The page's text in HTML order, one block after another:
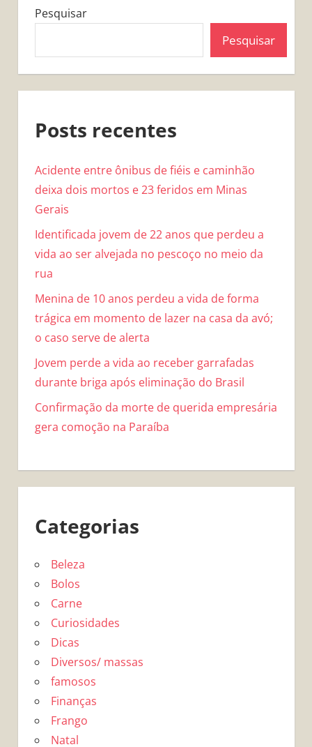
Pesquisar
Pesquisar
Posts recentes
Acidente entre ônibus de fiéis e caminhão
deixa dois mortos e 23 feridos em Minas
Gerais
Identificada jovem de 22 anos que perdeu a
vida ao ser alvejada no pescoço no meio da
rua
Menina de 10 anos perdeu a vida de forma
trágica em momento de lazer na casa da avó;
o caso serve de alerta
Jovem perde a vida ao receber garrafadas
durante briga após eliminação do Brasil
Confirmação da morte de querida empresária
gera comoção na Paraíba
Categorias
Beleza
Bolos
Carne
Curiosidades
Dicas
Diversos/ massas
famosos
Finanças
Frango
Natal